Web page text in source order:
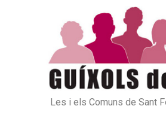
Les i els Comuns de Sant